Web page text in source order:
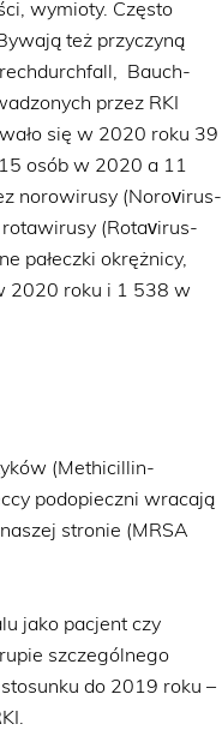
wymioty. Często
też przyczyną
Bauch-
przez RKI
się w 2020 roku 39
osób w 2020 a 11
norowirusy (Norovirus-
(Rotavirus-
pałeczki okrężnicy,
2020 roku i 1 538 w
(Methicillin-
podopieczni wracają
stronie (MRSA
jako pacjent czy
szczególnego
do 2019 roku –